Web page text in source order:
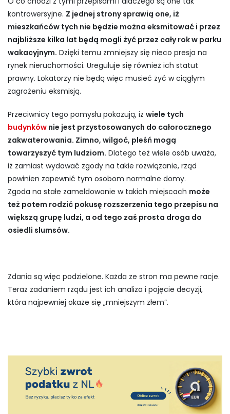
kontrowersyjne. Z jednej strony sprawią one, iż
mieszkańców tych nie będzie można eksmitować i przez
najbliższe kilka lat będą mogli żyć przez cały rok w parku
wakacyjnym. Dzięki temu zmniejszy się nieco presja na
rynek nieruchomości. Ureguluje się również ich statut
prawny. Lokatorzy nie będą więc musieć żyć w ciągłym
zagrożeniu eksmisją.
Przeciwnicy tego pomysłu pokazują, iż wiele tych
budynków nie jest przystosowanych do całorocznego
zakwaterowania. Zimno, wilgoć, pleśń mogą
towarzyszyć tym ludziom. Dlatego też wiele osób uważa,
iż zamiast wydawać zgody na takie rozwiązanie, rząd
powinien zapewnić tym osobom normalne domy.
Zgoda na stałe zameldowanie w takich miejscach może
też potem rodzić pokusę rozszerzenia tego przepisu na
większą grupę ludzi, a od tego zaś prosta droga do
osiedli slumsów.
Zdania są więc podzielone. Każda ze stron ma pewne racje.
Teraz zadaniem rządu jest ich analiza i pojęcie decyzji,
która najpewniej okaże się „mniejszym złem”.